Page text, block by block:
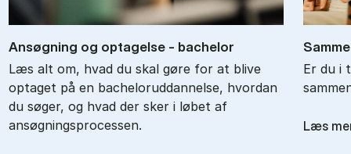
An­søg­ning og op­ta­gel­se - ba­chel­or
Læs alt om, hvad du skal gøre for at blive
optaget på en bacheloruddannelse, hvordan
du søger, og hvad der sker i løbet af
ansøgningsprocessen.
Er du i
Læs